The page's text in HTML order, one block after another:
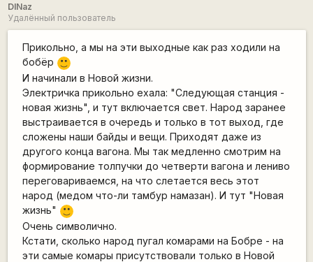
DINaz
Удалённый пользователь
Прикольно, а мы на эти выходные как раз ходили на
бобёр
:)
И начинали в Новой жизни.
Электричка прикольно ехала: "Следующая станция -
новая жизнь", и тут включается свет. Народ заранее
выстраивается в очередь и только в тот выход, где
сложены наши байды и вещи. Приходят даже из
другого конца вагона. Мы так медленно смотрим на
формирование толпучки до четверти вагона и лениво
переговариваемся, на что слетается весь этот
народ (медом что-ли тамбур намазан). И тут "Новая
жизнь"
:)
Очень символично.
Кстати, сколько народ пугал комарами на Бобре - на
эти самые комары присутствовали только в Новой